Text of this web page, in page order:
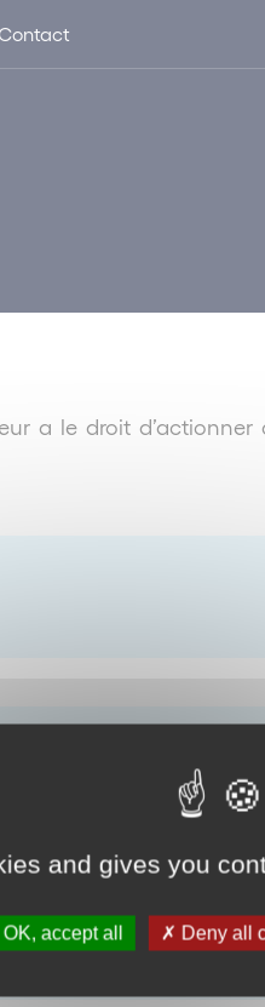
Contact
a le droit
and gives you
OK, accept all Deny all